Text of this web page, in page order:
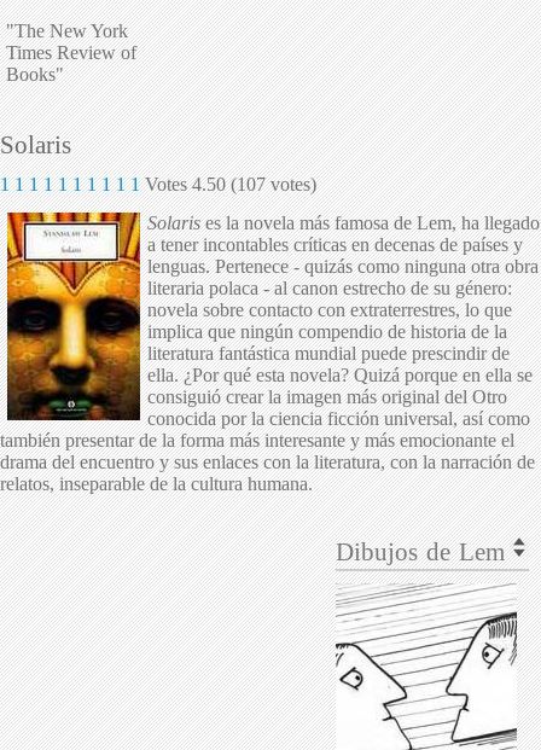
"The New York
Times Review of
Books"
Solaris
1 1 1 1 1 1 1 1 1 1 Votes 4.50 (107 votes)
Solarises la novela más famosa de Lem, ha llegado
a tener incontables críticas en decenas de países y
lenguas. Pertenece - quizás como ninguna otra obra
literaria polaca - al canon estrecho de su género:
novela sobre contacto con extraterrestres, lo que
implica que ningún compendio de historia de la
literatura fantástica mundial puede prescindir de
ella. ¿Por qué esta novela? Quizá porque en ella se
consiguió crear la imagen más original del Otro
conocida por la ciencia ficción universal, así como
también presentar de la forma más interesante y más emocionante el
drama del encuentro y sus enlaces con la literatura, con la narración de
relatos, inseparable de la cultura humana.
5.00
out
of
5
based
on
2
ratings2
user
reviews.
Temática
Dibujos de Lem